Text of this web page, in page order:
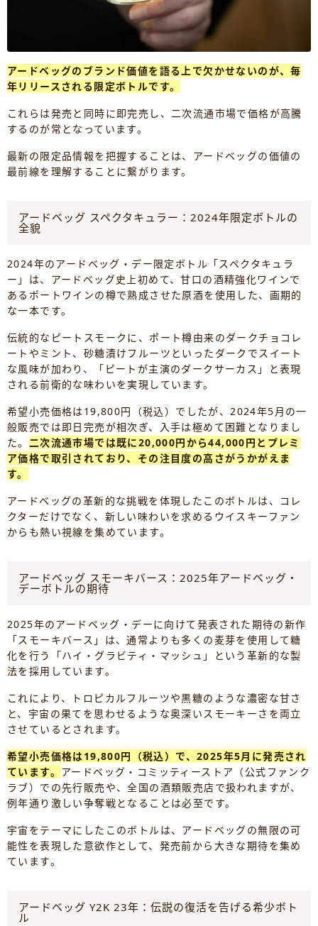
アードベッグのブランド価値を語る上で欠かせないのが、毎
年リリースされる限定ボトルです。
これらは発売と同時に即完売し、二次流通市場で価格が高騰
するのが常となっています。
最新の限定品情報を把握することは、アードベッグの価値の
最前線を理解することに繋がります。
アードベッグ スペクタキュラー：2024年限定ボトルの
全貌
2024年のアードベッグ・デー限定ボトル「スペクタキュラ
ー」は、アードベッグ史上初めて、甘口の酒精強化ワインで
あるポートワインの樽で熟成させた原酒を使用した、画期的
な一本です。
伝統的なピートスモークに、ポート樽由来のダークチョコレ
ートやミント、砂糖漬けフルーツといったダークでスイート
な風味が加わり、「ピートが主演のダークサーカス」と表現
される前衛的な味わいを実現しています。
希望小売価格は19,800円（税込）でしたが、2024年5月の一
般販売では即日完売が相次ぎ、入手は極めて困難となりまし
た。 二次流通市場では既に20,000円から44,000円とプレミ
ア価格で取引されており、その注目度の高さがうかがえま
す。
アードベッグの革新的な挑戦を体現したこのボトルは、コレ
クターだけでなく、新しい味わいを求めるウイスキーファン
からも熱い視線を集めています。
アードベッグ スモーキバース：2025年アードベッグ・
デーボトルの期待
2025年のアードベッグ・デーに向けて発表された期待の新作
「スモーキバース」は、通常よりも多くの麦芽を使用して糖
化を行う「ハイ・グラビティ・マッシュ」という革新的な製
法を採用しています。
これにより、トロピカルフルーツや黒糖のような濃密な甘さ
と、宇宙の果てを思わせるような奥深いスモーキーさを両立
させているとされます。
希望小売価格は19,800円（税込）で、2025年5月に発売され
ています。 アードベッグ・コミッティーストア（公式ファンク
ラブ）での先行販売や、全国の酒類販売店で扱われますが、
例年通り激しい争奪戦となることは必至です。
宇宙をテーマにしたこのボトルは、アードベッグの無限の可
能性を表現した意欲作として、発売前から大きな期待を集め
ています。
アードベッグ Y2K 23年：伝説の復活を告げる希少ボト
ル